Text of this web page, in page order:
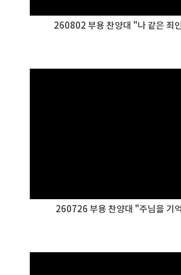
260802 부용 찬양대 "나 같은 죄
260726 부용 찬양대 "주님을 기